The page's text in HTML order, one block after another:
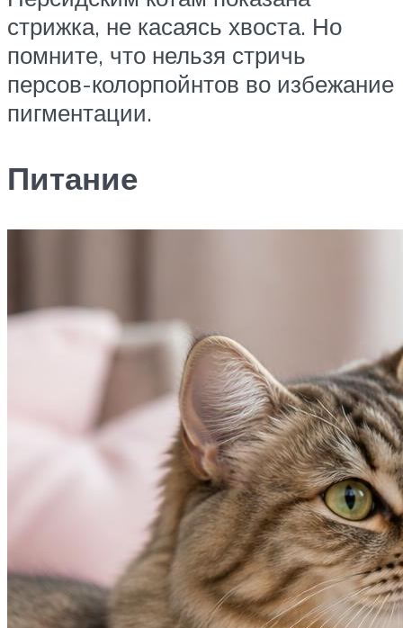
стрижка, не касаясь хвоста. Но
помните, что нельзя стричь
персов-колорпойнтов во избежание
пигментации.
Питание